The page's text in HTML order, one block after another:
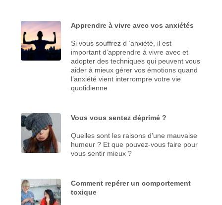
Apprendre à vivre avec vos anxiétés
Si vous souffrez d ’anxiété, il est
important d’apprendre à vivre avec et
adopter des techniques qui peuvent vous
aider à mieux gérer vos émotions quand
l’anxiété vient interrompre votre vie
quotidienne
Vous vous sentez déprimé ?
Quelles sont les raisons d'une mauvaise
humeur ? Et que pouvez-vous faire pour
vous sentir mieux ?
Comment repérer un comportement
toxique